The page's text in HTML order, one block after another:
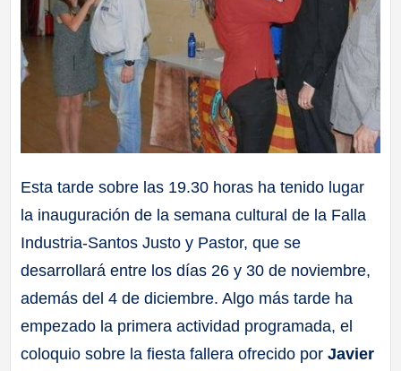
Esta tarde sobre las 19.30 horas ha tenido lugar
la inauguración de la semana cultural de la Falla
Industria-Santos Justo y Pastor, que se
desarrollará entre los días 26 y 30 de noviembre,
además del 4 de diciembre. Algo más tarde ha
empezado la primera actividad programada, el
coloquio sobre la fiesta fallera ofrecido por Javier